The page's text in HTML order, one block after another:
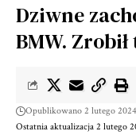
Dziwne
BMW.
Ostatnia aktualizacja 2 lutego
Opublikowano 2 lutego 2024